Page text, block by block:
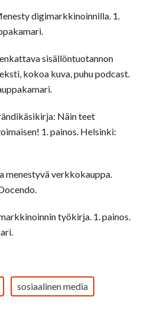
digimarkkinoinnilla. 1.
sisällöntuotannon
kokoa kuva, puhu podcast.
Näin teet
1. painos. Helsinki:
menestyvä verkkokauppa.
työkirja. 1. painos.
sosiaalinen media